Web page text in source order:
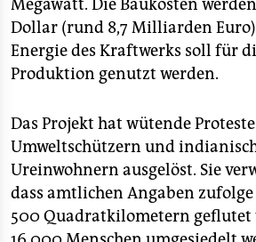
Megawatt. Die Baukosten
Dollar (rund 8,7 Milliarden
Energie des Kraftwerks soll für
Produktion genutzt werden.
Das Projekt hat wütende
Umweltschützern und
Ureinwohnern ausgelöst. Sie
dass amtlichen Angaben zufolge
500 Quadratkilometern